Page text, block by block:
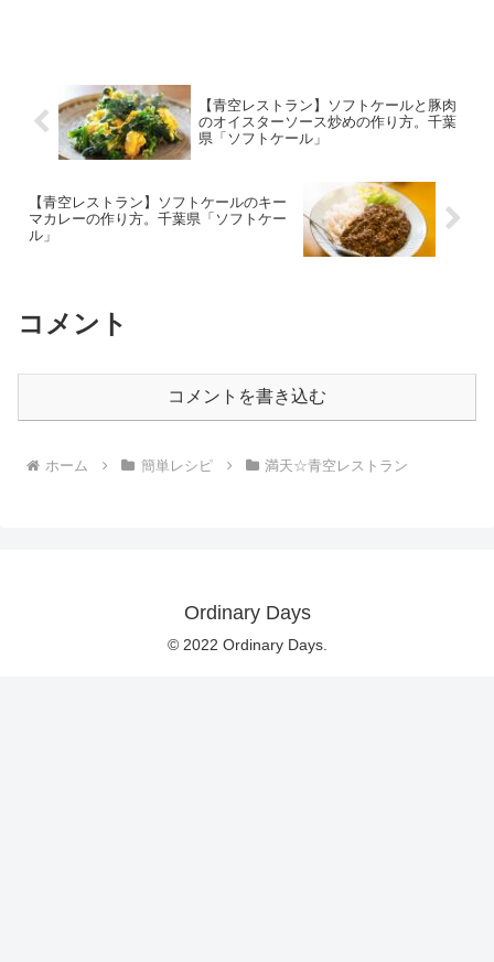
【青空レストラン】ソフトケールと豚肉
のオイスターソース炒めの作り方。千葉
県「ソフトケール」
【青空レストラン】ソフトケールのキー
マカレーの作り方。千葉県「ソフトケー
ル」
コメント
コメントを書き込む
ホーム 簡単レシピ 満天☆青空レストラン
Ordinary Days
© 2022 Ordinary Days.